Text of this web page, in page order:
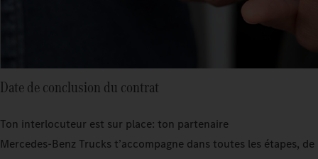
Date de conclusion du contrat
Ton interlocuteur est sur place: ton partenaire
Mercedes‑Benz Trucks t’accompagne dans toutes les étapes, de